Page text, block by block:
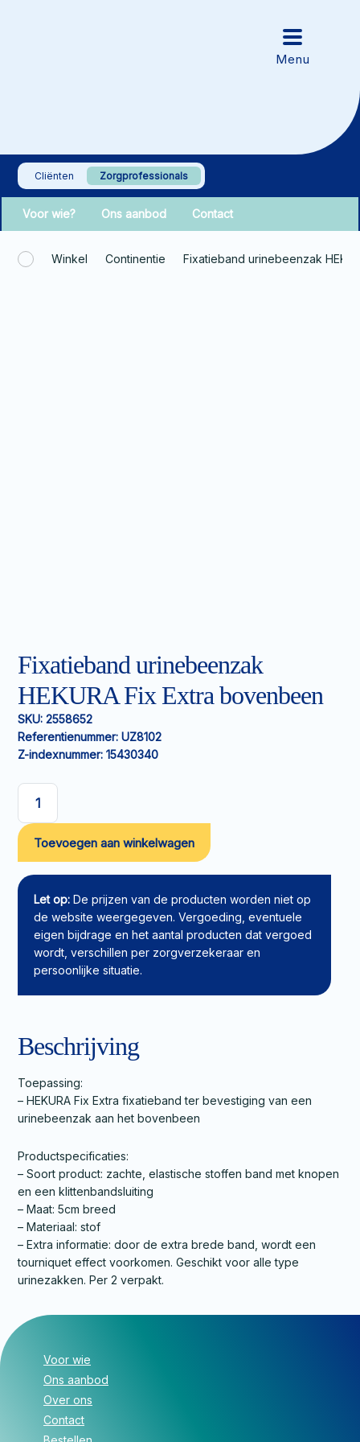
Cliënten Zorgprofessionals
Voor wie? Ons aanbod Contact
Winkel Continentie Fixatieband urinebeenzak
Fixatieband urinebeenzak
HEKURA Fix Extra bovenbeen
SKU: 2558652
Referentienummer: UZ8102
Z-indexnummer: 15430340
Fixatieband
urinebeenzak
HEKURA
Fix
Extra
bovenbeen
aantal
Toevoegen aan winkelwagen
Let op: De prijzen van de producten worden niet op
de website weergegeven. Vergoeding, eventuele
eigen bijdrage en het aantal producten dat vergoed
wordt, verschillen per zorgverzekeraar en
persoonlijke situatie.
Beschrijving
Toepassing:
– HEKURA Fix Extra fixatieband ter bevestiging van een
urinebeenzak aan het bovenbeen
Productspecificaties:
– Soort product: zachte, elastische stoffen band met knopen
en een klittenbandsluiting
– Maat: 5cm breed
– Materiaal: stof
– Extra informatie: door de extra brede band, wordt een
tourniquet effect voorkomen. Geschikt voor alle type
urinezakken. Per 2 verpakt.
Voor wie
Ons aanbod
Over ons
Contact